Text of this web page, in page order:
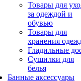
Товары для
за одеждой и
обувью
Товары для
хранения
Гладильные
Сушилки для
белья
Банные аксессуары